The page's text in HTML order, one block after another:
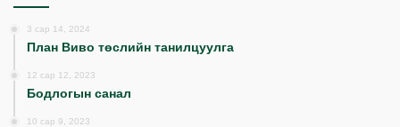
3 сар 14, 2024
План Виво төслийн танилцуулга
12 сар 12, 2023
Бодлогын санал
10 сар 9, 2023